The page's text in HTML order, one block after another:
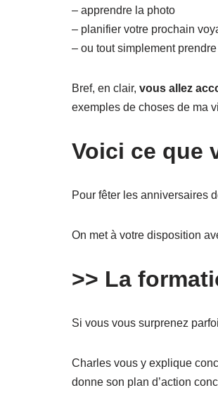
– apprendre la photo
– planifier votre prochain
– ou tout simplement
Bref, en clair, vous allez
exemples de choses de ma
Voici ce que
Pour fêter les anniversaires
On met à votre disposition
>> La
Si vous vous surprenez
Charles vous y explique
donne son plan d’action